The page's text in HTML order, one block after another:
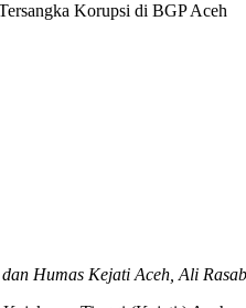
Korupsi di BGP Aceh
Humas Kejati Aceh, Ali